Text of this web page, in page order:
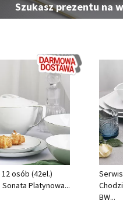
Szukasz prezentu na
osób (42el.)
Platynowa...
BW...